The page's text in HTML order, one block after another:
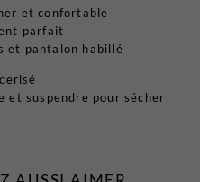
et confortable
parfait
et pantalon habillé
et suspendre pour sécher